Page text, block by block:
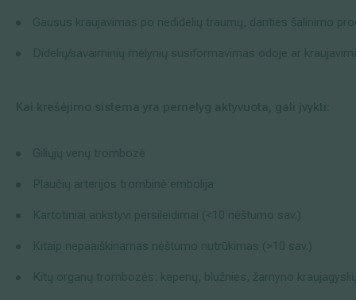
Gausus kraujavimas po nedidelių traumų, danties šalinimo
Didelių/savaiminių mėlynių susiformavimas odoje ar
Kai krešėjimo sistema yra pernelyg aktyvuota, gali įvykti:
Giliųjų venų trombozė
Plaučių arterijos trombinė embolija
Kartotiniai ankstyvi persileidimai (<10 nėštumo sav.)
Kitaip nepaaiškinamas nėštumo nutrūkimas (>10 sav.)
Kitų organų trombozės: kepenų, blužnies, žarnyno